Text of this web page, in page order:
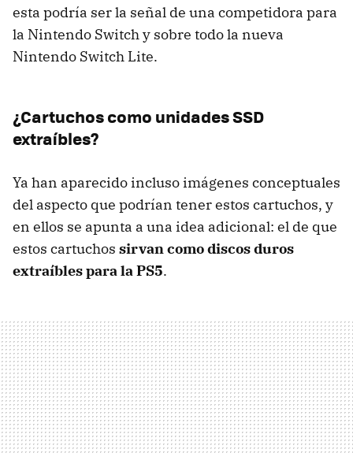
esta podría ser la señal de una competidora para
la Nintendo Switch y sobre todo la nueva
Nintendo Switch Lite.
¿Cartuchos como unidades SSD
extraíbles?
Ya han aparecido incluso imágenes conceptuales
del aspecto que podrían tener estos cartuchos, y
en ellos se apunta a una idea adicional: el de que
estos cartuchos sirvan como discos duros
extraíbles para la PS5.